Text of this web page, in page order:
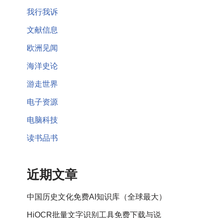
我行我诉
文献信息
欧洲见闻
海洋史论
游走世界
电子资源
电脑科技
读书品书
近期文章
中国历史文化免费AI知识库（全球最大）
HiOCR批量文字识别工具免费下载与说